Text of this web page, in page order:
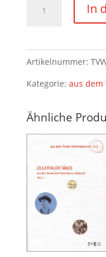
Ländler"
andere
Tänze
Menge
In
Artikelnummer:
Kategorie: aus dem
Ähnliche